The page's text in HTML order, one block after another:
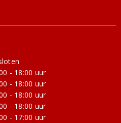
- 18:00 uur
- 18:00 uur
- 18:00 uur
- 18:00 uur
- 17:00 uur